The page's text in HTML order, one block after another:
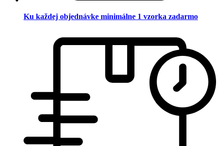
Ku každej objednávke minimálne 1 vzorka zadarmo